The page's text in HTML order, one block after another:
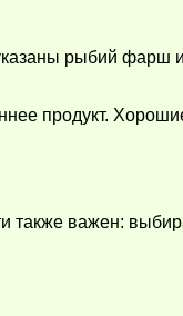
рыбий фарш
продукт.
также важен: